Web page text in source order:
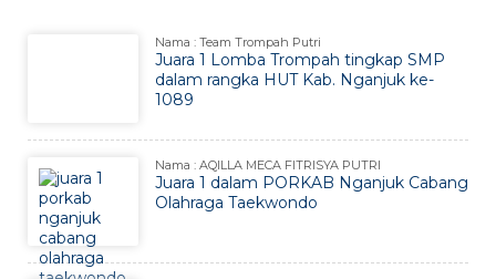
Nama : Team Trompah Putri
Juara 1 Lomba Trompah tingkap SMP
dalam rangka HUT Kab. Nganjuk ke-
1089
Nama : AQILLA MECA FITRISYA PUTRI
Juara 1 dalam PORKAB Nganjuk Cabang
Olahraga Taekwondo